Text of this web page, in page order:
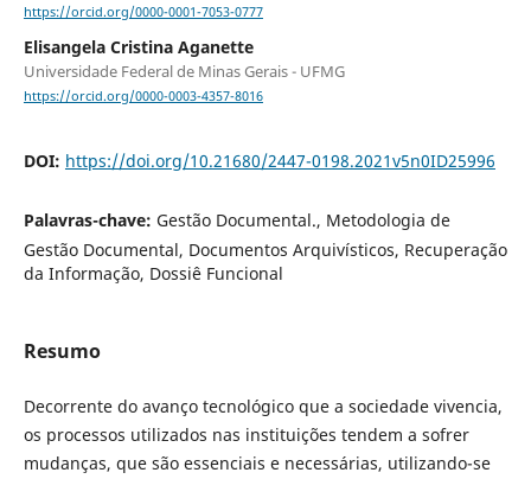
https://orcid.org/0000-0001-7053-0777
Elisangela Cristina Aganette
Universidade Federal de Minas Gerais - UFMG
https://orcid.org/0000-0003-4357-8016
DOI: https://doi.org/10.21680/2447-0198.2021v5n0ID25996
Palavras-chave: Gestão Documental., Metodologia de
Gestão Documental, Documentos Arquivísticos, Recuperação
da Informação, Dossiê Funcional
Resumo
Decorrente do avanço tecnológico que a sociedade vivencia,
os processos utilizados nas instituições tendem a sofrer
mudanças, que são essenciais e necessárias, utilizando-se